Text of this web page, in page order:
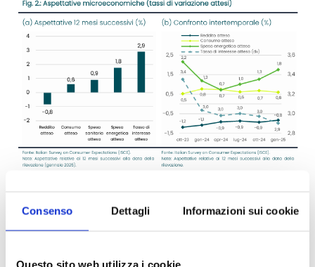
Consenso Dettagli Informazioni sui cookie
Questo sito web utilizza i cookie
TAGS Ania consumatori